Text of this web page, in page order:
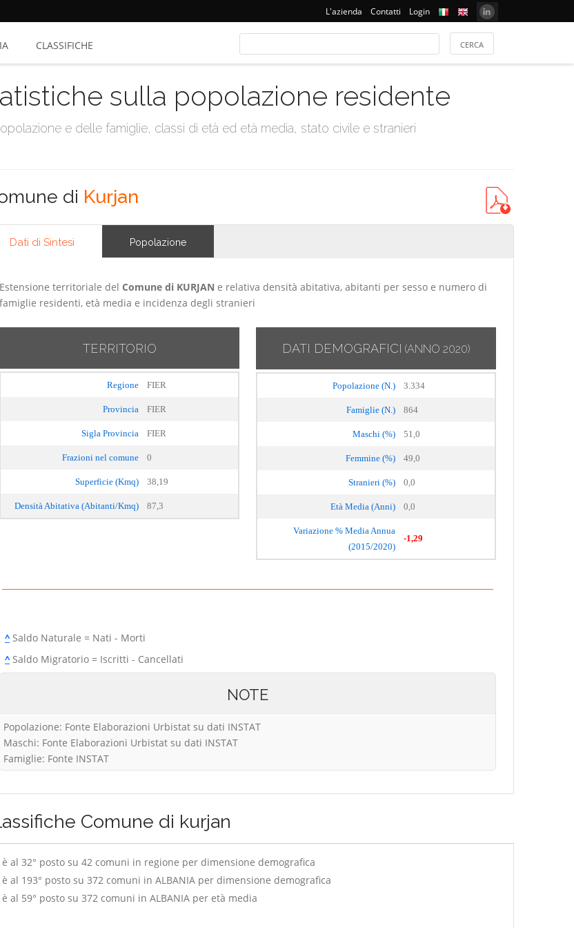
L'azienda Contatti Login
CLASSIFICHE
sulla popolazione residente
e delle famiglie, classi di età ed età media, stato civile e stranieri
di Kurjan
Dati di Sintesi Popolazione
Estensione territoriale del Comune di KURJAN e relativa densità abitativa, abitanti per sesso e numero di
famiglie residenti, età media e incidenza degli stranieri
TERRITORIO
Regione FIER
Provincia FIER
Sigla Provincia FIER
Frazioni nel comune 0
Superficie (Kmq) 38,19
Densità Abitativa (Abitanti/Kmq) 87,3
DATI DEMOGRAFICI (ANNO 2020)
Popolazione (N.) 3.334
Famiglie (N.) 864
Maschi (%) 51,0
Femmine (%) 49,0
Stranieri (%) 0,0
Età Media (Anni) 0,0
Variazione % Media Annua
(2015/2020)
-1,29
^Saldo Naturale = Nati - Morti
^Saldo Migratorio = Iscritti - Cancellati
NOTE
Popolazione: Fonte Elaborazioni Urbistat su dati INSTAT
Maschi: Fonte Elaborazioni Urbistat su dati INSTAT
Famiglie: Fonte INSTAT
Comune di kurjan
è al 32° posto su 42 comuni in regione per dimensione demografica
è al 193° posto su 372 comuni in ALBANIA per dimensione demografica
è al 59° posto su 372 comuni in ALBANIA per età media